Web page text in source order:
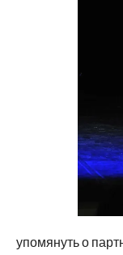
упомянуть о